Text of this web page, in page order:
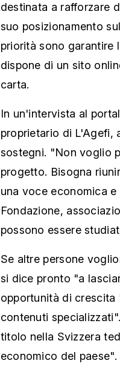
destinata a rafforzare
suo posizionamento
priorità sono garantire
dispone di un sito
carta.
In un'intervista al
proprietario di L'Agefi,
sostegni. "Non voglio
progetto. Bisogna
una voce economica
Fondazione,
possono essere
Se altre persone
si dice pronto "a
opportunità di crescita
contenuti
titolo nella Svizzera
economico del paese".